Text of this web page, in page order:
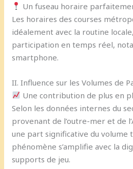
Un fuseau horaire
Les horaires des courses
idéalement avec la routine
participation en temps réel,
smartphone.
II. Influence sur les Volumes de
Une contribution de plus en
Selon les données internes du
provenant de l’outre-mer et de
une part significative du volume
phénomène s’amplifie avec la
supports de jeu.